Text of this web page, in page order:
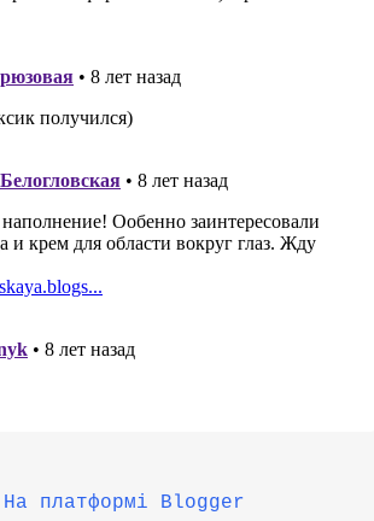
На платформі Blogger